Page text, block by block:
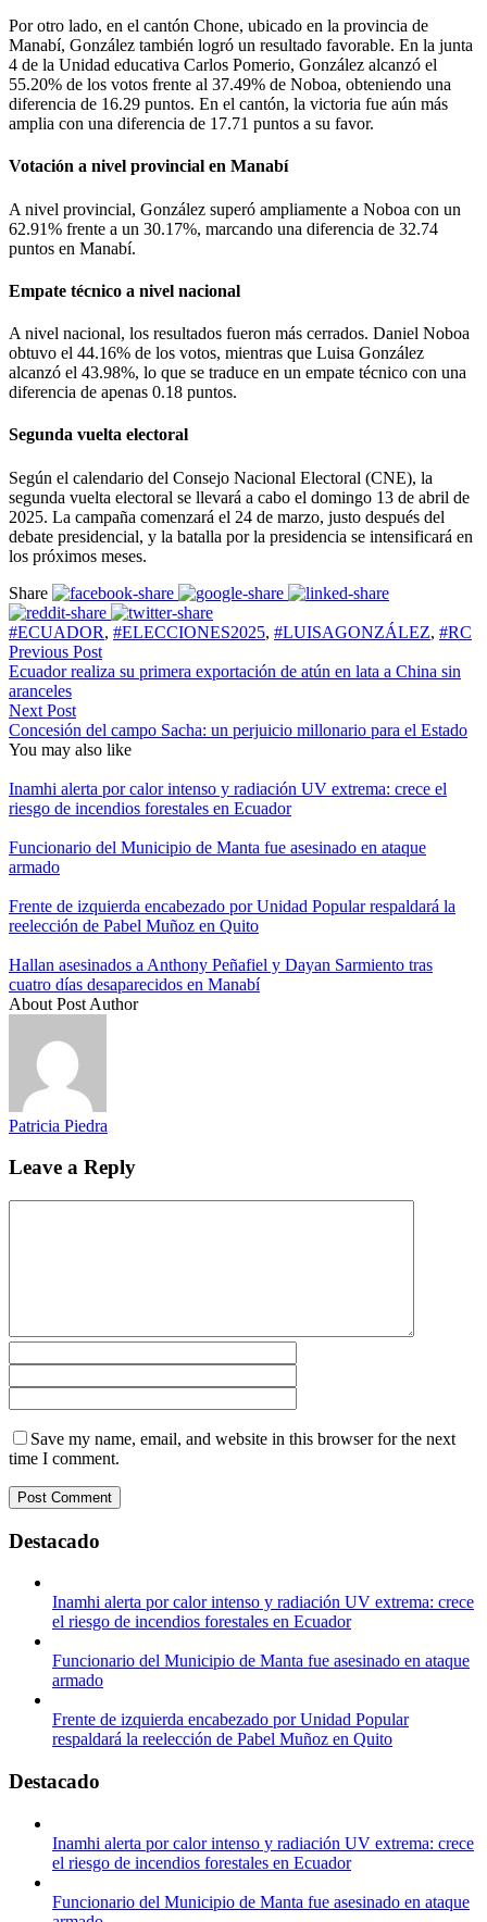
Por otro lado, en el cantón Chone, ubicado en la provincia de
Manabí, González también logró un resultado favorable. En la junta
4 de la Unidad educativa Carlos Pomerio, González alcanzó el
55.20% de los votos frente al 37.49% de Noboa, obteniendo una
diferencia de 16.29 puntos. En el cantón, la victoria fue aún más
amplia con una diferencia de 17.71 puntos a su favor.
Votación a nivel provincial en Manabí
A nivel provincial, González superó ampliamente a Noboa con un
62.91% frente a un 30.17%, marcando una diferencia de 32.74
puntos en Manabí.
Empate técnico a nivel nacional
A nivel nacional, los resultados fueron más cerrados. Daniel Noboa
obtuvo el 44.16% de los votos, mientras que Luisa González
alcanzó el 43.98%, lo que se traduce en un empate técnico con una
diferencia de apenas 0.18 puntos.
Segunda vuelta electoral
Según el calendario del Consejo Nacional Electoral (CNE), la
segunda vuelta electoral se llevará a cabo el domingo 13 de abril de
2025. La campaña comenzará el 24 de marzo, justo después del
debate presidencial, y la batalla por la presidencia se intensificará en
los próximos meses.
Share
#ECUADOR, #ELECCIONES2025, #LUISAGONZÁLEZ, #RC
Previous Post
Ecuador realiza su primera exportación de atún en lata a China sin
aranceles
Next Post
Concesión del campo Sacha: un perjuicio millonario para el Estado
You may also like
Inamhi alerta por calor intenso y radiación UV extrema: crece el
riesgo de incendios forestales en Ecuador
Funcionario del Municipio de Manta fue asesinado en ataque
armado
Frente de izquierda encabezado por Unidad Popular respaldará la
reelección de Pabel Muñoz en Quito
Hallan asesinados a Anthony Peñafiel y Dayan Sarmiento tras
cuatro días desaparecidos en Manabí
About Post Author
Patricia Piedra
Leave a Reply
Save my name, email, and website in this browser for the next
time I comment.
Destacado
Inamhi alerta por calor intenso y radiación UV extrema: crece
el riesgo de incendios forestales en Ecuador
Funcionario del Municipio de Manta fue asesinado en ataque
armado
Frente de izquierda encabezado por Unidad Popular
respaldará la reelección de Pabel Muñoz en Quito
Destacado
Inamhi alerta por calor intenso y radiación UV extrema: crece
el riesgo de incendios forestales en Ecuador
Funcionario del Municipio de Manta fue asesinado en ataque